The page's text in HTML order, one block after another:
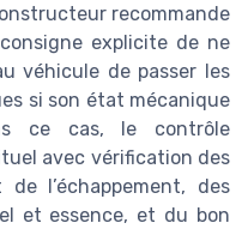
recommande
explicite de ne
véhicule de passer les
si son état mécanique
ce cas, le contrôle
avec vérification des
l’échappement, des
et essence, et du bon